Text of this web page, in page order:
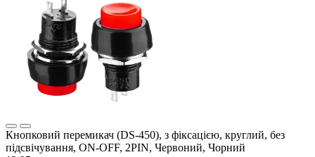
Кнопковий перемикач (DS-450), з фіксацією, круглий, без
підсвічування, ON-OFF, 2PIN, Червоний, Чорний